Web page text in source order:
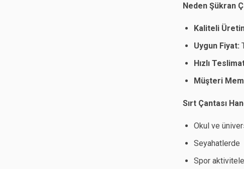
Neden Şükran
Kaliteli
Uygun Fiyat:
Hızlı
Müşteri
Sırt Çantası
Okul ve
Seyahatlerde
Spor